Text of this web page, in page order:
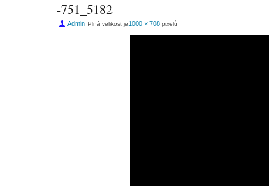
-751_5182
Admin Plná velikost je1000 × 708 pixelů